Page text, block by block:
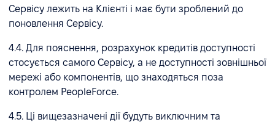
Сервісу лежить на Клієнті і має бути зроблений до
поновлення Сервісу.
4.4. Для пояснення, розрахунок кредитів доступності
стосується самого Сервісу, а не доступності зовнішньої
мережі або компонентів, що знаходяться поза
контролем PeopleForce.
4.5. Ці вищезазначені дії будуть виключним та